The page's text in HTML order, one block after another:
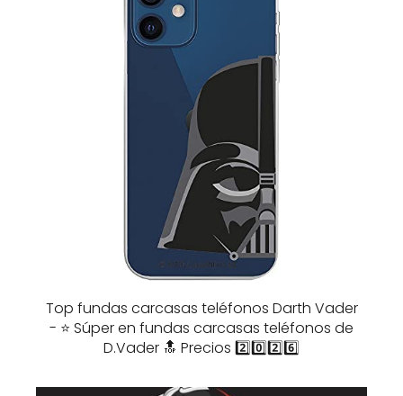
Top fundas carcasas teléfonos Darth Vader
- ⭐️ Súper en fundas carcasas teléfonos de
D.Vader 🔝 Precios 2️⃣0️⃣2️⃣6️⃣